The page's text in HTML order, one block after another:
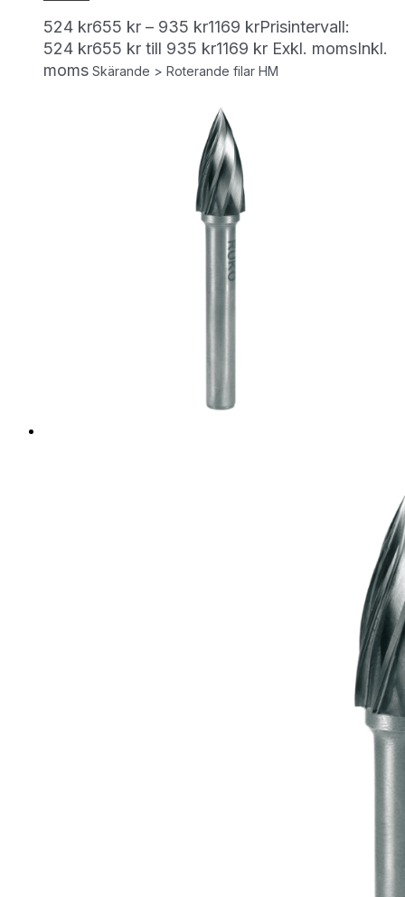
524 kr655 kr – 935 kr1169 krPrisintervall:
524 kr655 kr till 935 kr1169 kr Exkl. momsInkl.
moms Skärande > Roterande filar HM